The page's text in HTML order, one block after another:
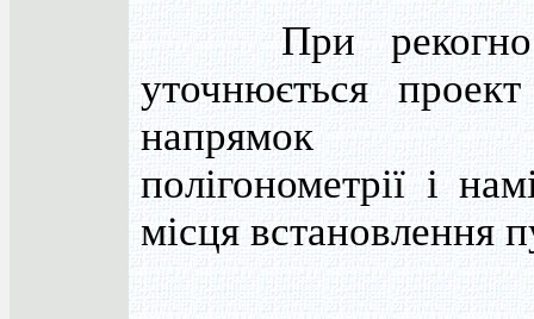
При
уточнюється
напрямок
полігонометрії і
місця встановлення